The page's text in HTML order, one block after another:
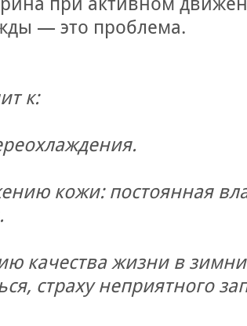
— это проблема.
к:
кожи: постоянная
качества жизни в
страху неприятного